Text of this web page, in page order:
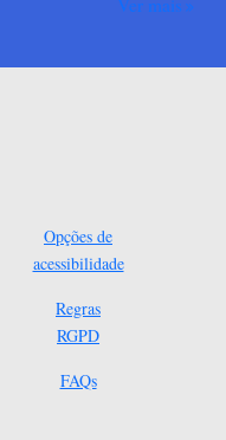
Opções de
acessibilidade
Regras
RGPD
FAQs